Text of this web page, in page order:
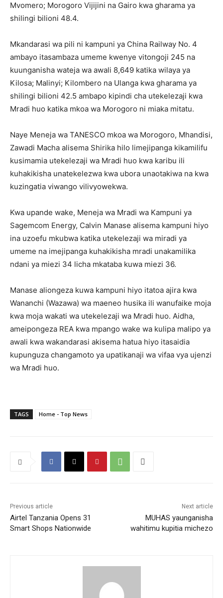
Mvomero; Morogoro Vijijini na Gairo kwa gharama ya
shilingi bilioni 48.4.
Mkandarasi wa pili ni kampuni ya China Railway No. 4
ambayo itasambaza umeme kwenye vitongoji 245 na
kuunganisha wateja wa awali 8,649 katika wilaya ya
Kilosa; Malinyi; Kilombero na Ulanga kwa gharama ya
shilingi bilioni 42.5 ambapo kipindi cha utekelezaji kwa
Mradi huo katika mkoa wa Morogoro ni miaka mitatu.
Naye Meneja wa TANESCO mkoa wa Morogoro, Mhandisi,
Zawadi Macha alisema Shirika hilo limejipanga kikamilifu
kusimamia utekelezaji wa Mradi huo kwa karibu ili
kuhakikisha unatekelezwa kwa ubora unaotakiwa na kwa
kuzingatia viwango vilivyowekwa.
Kwa upande wake, Meneja wa Mradi wa Kampuni ya
Sagemcom Energy, Calvin Manase alisema kampuni hiyo
ina uzoefu mkubwa katika utekelezaji wa miradi ya
umeme na imejipanga kuhakikisha mradi unakamilika
ndani ya miezi 34 licha mkataba kuwa miezi 36.
Manase aliongeza kuwa kampuni hiyo itatoa ajira kwa
Wananchi (Wazawa) wa maeneo husika ili wanufaike moja
kwa moja wakati wa utekelezaji wa Mradi huo. Aidha,
ameipongeza REA kwa mpango wake wa kulipa malipo ya
awali kwa wakandarasi akisema hatua hiyo itasaidia
kupunguza changamoto ya upatikanaji wa vifaa vya ujenzi
wa Mradi huo.
TAGS Home - Top News
Previous article
Airtel Tanzania Opens 31
Smart Shops Nationwide
Next article
MUHAS yaunganisha
wahitimu kupitia michezo